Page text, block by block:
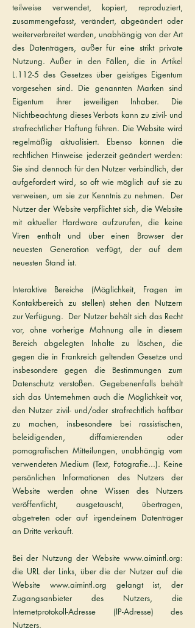
teilweise verwendet, kopiert, reproduziert,
zusammengefasst, verändert, abgeändert oder
weiterverbreitet werden, unabhängig von der Art
des Datenträgers, außer für eine strikt private
Nutzung. Außer in den Fällen, die in Artikel
L.112-5 des Gesetzes über geistiges Eigentum
vorgesehen sind. Die genannten Marken sind
Eigentum ihrer jeweiligen Inhaber. Die
Nichtbeachtung dieses Verbots kann zu zivil- und
strafrechtlicher Haftung führen. Die Website wird
regelmäßig aktualisiert. Ebenso können die
rechtlichen Hinweise jederzeit geändert werden:
Sie sind dennoch für den Nutzer verbindlich, der
aufgefordert wird, so oft wie möglich auf sie zu
verweisen, um sie zur Kenntnis zu nehmen. Der
Nutzer der Website verpflichtet sich, die Website
mit aktueller Hardware aufzurufen, die keine
Viren enthält und über einen Browser der
neuesten Generation verfügt, der auf dem
neuesten Stand ist.
Interaktive Bereiche (Möglichkeit, Fragen im
Kontaktbereich zu stellen) stehen den Nutzern
zur Verfügung. Der Nutzer behält sich das Recht
vor, ohne vorherige Mahnung alle in diesem
Bereich abgelegten Inhalte zu löschen, die
gegen die in Frankreich geltenden Gesetze und
insbesondere gegen die Bestimmungen zum
Datenschutz verstoßen. Gegebenenfalls behält
sich das Unternehmen auch die Möglichkeit vor,
den Nutzer zivil- und/oder strafrechtlich haftbar
zu machen, insbesondere bei rassistischen,
beleidigenden, diffamierenden oder
pornografischen Mitteilungen, unabhängig vom
verwendeten Medium (Text, Fotografie...). Keine
persönlichen Informationen des Nutzers der
Website werden ohne Wissen des Nutzers
veröffentlicht, ausgetauscht, übertragen,
abgetreten oder auf irgendeinem Datenträger
an Dritte verkauft.
Bei der Nutzung der Website www.aimintl.org:
die URL der Links, über die der Nutzer auf die
Website www.aimintl.org gelangt ist, der
Zugangsanbieter des Nutzers, die
Internetprotokoll-Adresse (IP-Adresse) des
Nutzers.